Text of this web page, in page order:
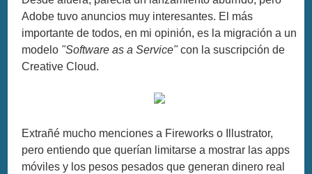
Adobe tuvo anuncios muy interesantes. El más
importante de todos, en mi opinión, es la migración a un
modelo "Software as a Service"con la suscripción de
Creative Cloud.
Extrañé mucho menciones a Fireworks o Illustrator,
pero entiendo que querían limitarse a mostrar las apps
móviles y los pesos pesados que generan dinero real